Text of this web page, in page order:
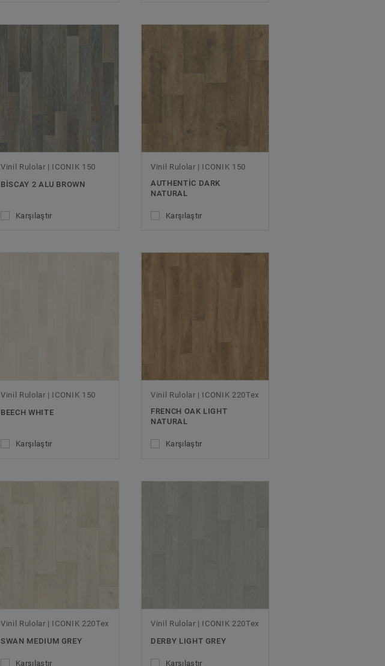
Vinil Rulolar | ICONIK 150
BISCAY 2 ALU BROWN
Karşılaştır
Vinil Rulolar | ICONIK 150
AUTHENTIC DARK
NATURAL
Karşılaştır
Vinil Rulolar | ICONIK 150
BEECH WHITE
Karşılaştır
Vinil Rulolar | ICONIK 220Tex
FRENCH OAK LIGHT
NATURAL
Karşılaştır
Vinil Rulolar | ICONIK 220Tex
SWAN MEDIUM GREY
Karşılaştır
Vinil Rulolar | ICONIK 220Tex
DERBY LIGHT GREY
Karşılaştır